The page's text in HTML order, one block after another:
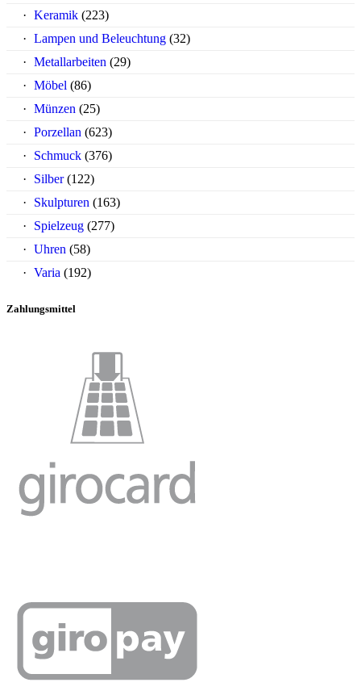
Keramik (223)
Lampen und Beleuchtung (32)
Metallarbeiten (29)
Möbel (86)
Münzen (25)
Porzellan (623)
Schmuck (376)
Silber (122)
Skulpturen (163)
Spielzeug (277)
Uhren (58)
Varia (192)
Zahlungsmittel